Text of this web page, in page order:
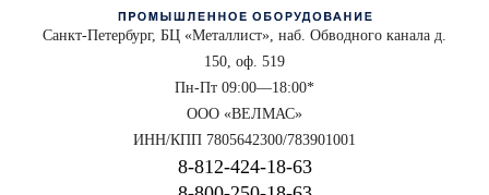
высокоточные эталоны и современное оборудование;
гибкие условия обслуживания и выездная поверка в Санкт-
Петербурге и области;
оперативная обработка заявок и короткие сроки выполнения;
документальное подтверждение метрологической пригодности
Санкт-Петербург, БЦ «Металлист», наб. Обводного канала д.
150, оф. 519
Пн-Пт 09:00—18:00*
ООО «ВЕЛМАС»
ИНН/КПП 7805642300/783901001
8‑812‑424‑18‑63